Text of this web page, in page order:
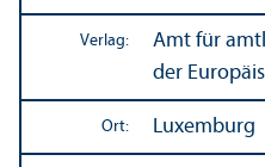
Verlag:
Amt für
der
Ort: Luxemburg